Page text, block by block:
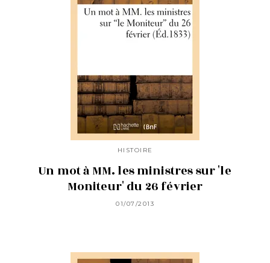
HISTOIRE
Un mot à MM. les ministres sur 'le
Moniteur' du 26 février
01/07/2013